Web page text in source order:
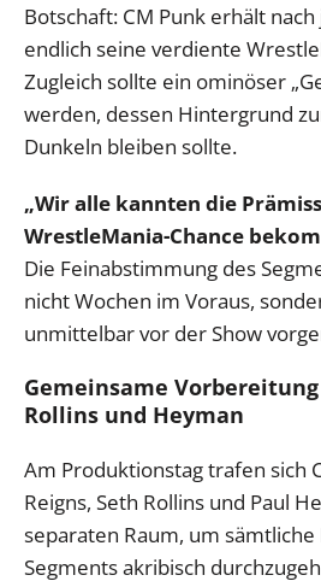
Botschaft: CM Punk erhält
endlich seine verdiente
Zugleich sollte ein ominöser
werden, dessen Hintergrund
Dunkeln bleiben sollte.
„Wir alle kannten die
WrestleMania-Chance
Die Feinabstimmung des
nicht Wochen im Voraus,
unmittelbar vor der Show
Gemeinsame
Rollins und Heyman
Am Produktionstag trafen sich
Reigns, Seth Rollins und Paul
separaten Raum, um sämtliche
Segments akribisch